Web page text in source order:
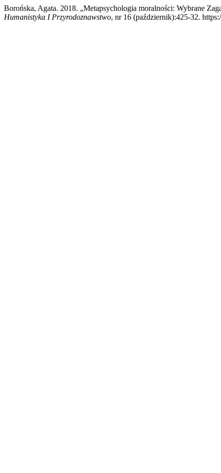
Borońska, Agata. 2018. „Metapsychologia moralności: Wybrane
Humanistyka I Przyrodoznawstwo, nr 16 (październik):425-32.